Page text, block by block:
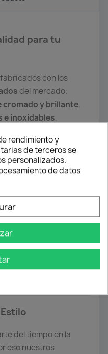
para tu
con los
del mercado.
cromado y brillante,
inoxidables,
de modelos y
encastrablesy se
o encimera.
a medida
y ofrecerte la
del tiempo en la
eso nuestros
rendimiento y
de terceros se
personalizados.
de datos